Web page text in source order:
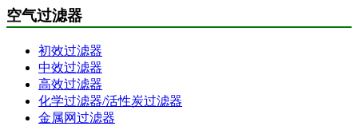
空气过滤器
初效过滤器
中效过滤器
高效过滤器
化学过滤器/活性炭过滤器
金属网过滤器